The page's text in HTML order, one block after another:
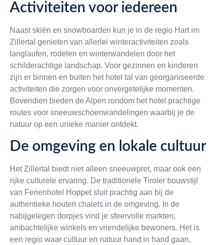
Activiteiten voor iedereen
Naast skiën en snowboarden kun je in de regio Hart im
Zillertal genieten van allerlei winteractiviteiten zoals
langlaufen, rodelen en winterwandelen door het
schilderachtige landschap. Voor gezinnen en kinderen
zijn er binnen en buiten het hotel tal van georganiseerde
activiteiten die zorgen voor onvergetelijke momenten.
Bovendien bieden de Alpen rondom het hotel prachtige
routes voor sneeuwschoenwandelingen waarbij je de
natuur op een unieke manier ontdekt.
De omgeving en lokale cultuur
Het Zillertal biedt niet alleen sneeuwpret, maar ook een
rijke culturele ervaring. De traditionele Tiroler bouwstijl
van Ferienhotel Hoppet sluit prachtig aan bij de
authentieke houten chalets in de omgeving. In de
nabijgelegen dorpjes vind je sfeervolle markten,
ambachtelijke winkels en vriendelijke bewoners. Het is
een regio waar cultuur en natuur hand in hand gaan,